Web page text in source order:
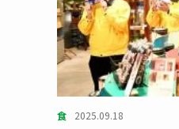
食 2025.09.18